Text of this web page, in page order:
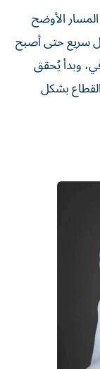
الأوضح
سريع حتى أصبح
وبدأ يُحقق
القطاع بشكل